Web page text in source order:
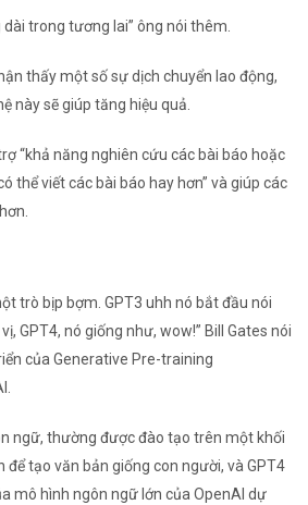
trong tương lai” ông nói thêm.
thấy một số sự dịch chuyển lao động,
này sẽ giúp tăng hiệu quả.
“khả năng nghiên cứu các bài báo hoặc
thể viết các bài báo hay hơn” và giúp các
trò bịp bợm. GPT3 uhh nó bắt đầu nói
GPT4, nó giống như, wow!” Bill Gates nói
của Generative Pre-training
ngữ, thường được đào tạo trên một khối
để tạo văn bản giống con người, và GPT4
mô hình ngôn ngữ lớn của OpenAI dự